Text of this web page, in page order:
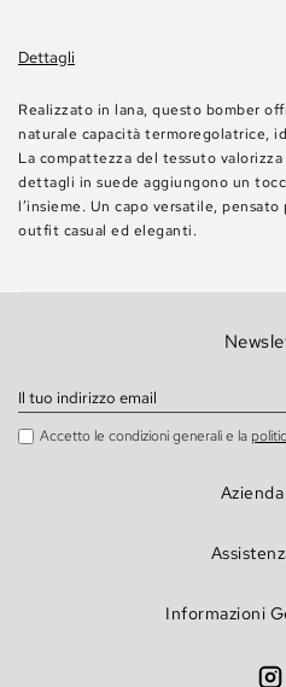
Dettagli
Realizzato in lana, questo bomber
naturale capacità termoregolatrice,
La compattezza del tessuto
dettagli in suede aggiungono un
l’insieme. Un capo versatile,
outfit casual ed eleganti.
Accetto le condizioni generali e la
Azienda
Informazioni